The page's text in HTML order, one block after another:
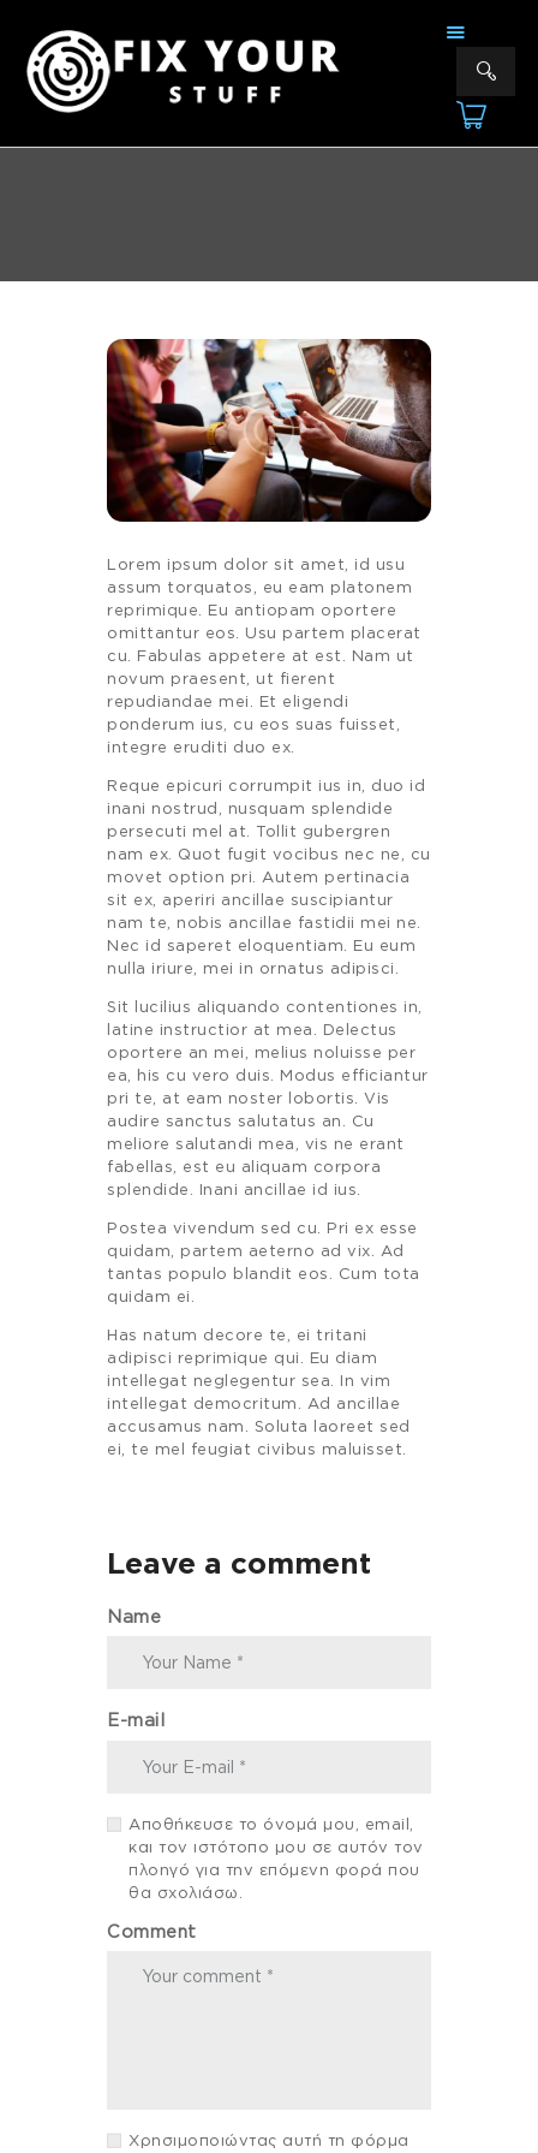
FIX YOUR STUFF
Επισκευές & Πωλήσεις Ηλεκτρονικών Συσκευών &Αξεσουάρ
ΥΠΗΡΕΣΙΕΣ
Lorem ipsum dolor sit amet, id usu
assum torquatos, eu eam platonem
reprimique. Eu antiopam oportere
omittantur eos. Usu partem placerat
cu. Fabulas appetere at est. Nam ut
novum praesent, ut fierent
repudiandae mei. Et eligendi
ponderum ius, cu eos suas fuisset,
integre eruditi duo ex.
Reque epicuri corrumpit ius in, duo id
inani nostrud, nusquam splendide
persecuti mel at. Tollit gubergren
nam ex. Quot fugit vocibus nec ne, cu
movet option pri. Autem pertinacia
sit ex, aperiri ancillae suscipiantur
nam te, nobis ancillae fastidii mei ne.
Nec id saperet eloquentiam. Eu eum
nulla iriure, mei in ornatus adipisci.
Sit lucilius aliquando contentiones in,
latine instructior at mea. Delectus
oportere an mei, melius noluisse per
ea, his cu vero duis. Modus efficiantur
pri te, at eam noster lobortis. Vis
audire sanctus salutatus an. Cu
meliore salutandi mea, vis ne erant
fabellas, est eu aliquam corpora
splendide. Inani ancillae id ius.
Postea vivendum sed cu. Pri ex esse
quidam, partem aeterno ad vix. Ad
tantas populo blandit eos. Cum tota
quidam ei.
Has natum decore te, ei tritani
adipisci reprimique qui. Eu diam
intellegat neglegentur sea. In vim
intellegat democritum. Ad ancillae
accusamus nam. Soluta laoreet sed
ei, te mel feugiat civibus maluisset.
Leave a comment
Name
E-mail
Αποθήκευσε το όνομά μου, email,
και τον ιστότοπο μου σε αυτόν τον
πλοηγό για την επόμενη φορά που
θα σχολιάσω.
Comment
Χρησιμοποιώντας αυτή τη φόρμα